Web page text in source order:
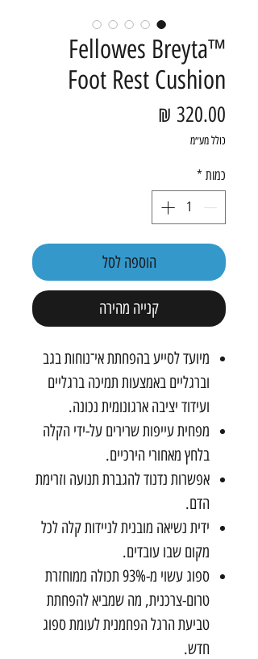
Fellowes Breyta™
Foot Rest Cushion
כולל מע״מ
כמות *
הוספה לסל
קנייה מהירה
מיועד לסייע בהפחתת אי־נוחות בגב
וברגליים באמצעות תמיכה ברגליים
ועידוד יציבה ארגונומית נכונה.
מפחית עייפות שרירים על-ידי הקלה
בלחץ מאחורי הירכיים.
אפשרות נדנוד להגברת תנועה וזרימת
הדם.
ידית נשיאה מובנית לניידות קלה לכל
מקום שבו עובדים.
ספוג עשוי מ-93% תכולה ממוחזרת
טרום-צרכנית, מה שמביא להפחתת
טביעת הרגל הפחמנית לעומת ספוג
חדש.